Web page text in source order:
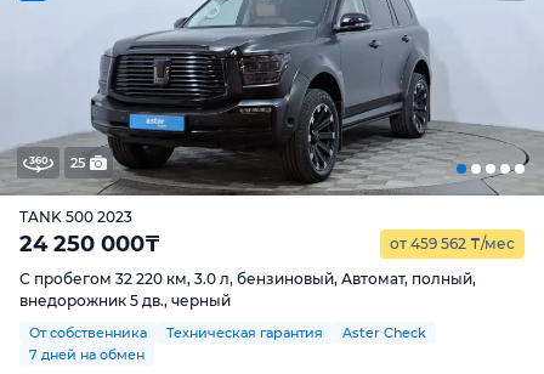
25
TANK 500 2023
24 250 000₸ от 459 562 ₸/мес
С пробегом 32 220 км, 3.0 л, бензиновый, Автомат, полный,
внедорожник 5 дв., черный
От собственника Техническая гарантия
Aster Check
7 дней на обмен